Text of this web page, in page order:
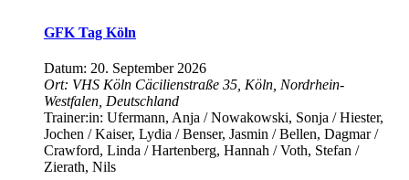
GFK Tag Köln
Datum: 20. September 2026
Ort: VHS Köln Cäcilienstraße 35, Köln, Nordrhein-
Westfalen, Deutschland
Trainer:in: Ufermann, Anja / Nowakowski, Sonja / Hiester,
Jochen / Kaiser, Lydia / Benser, Jasmin / Bellen, Dagmar /
Crawford, Linda / Hartenberg, Hannah / Voth, Stefan /
Zierath, Nils